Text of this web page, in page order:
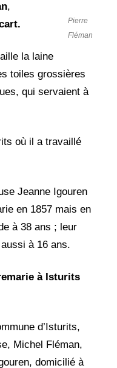
Pierre
Fléman
,
la laine
toiles grossières
qui servaient à
où il a travaillé
Jeanne Igouren
en 1857 mais en
à 38 ans ; leur
à 16 ans.
à Isturits
d’Isturits,
Michel Fléman,
domicilié à